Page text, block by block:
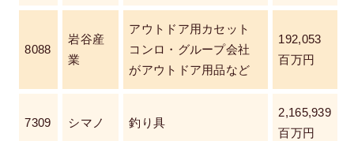
8088
岩谷産
業
アウトドア用カセット
コンロ・グループ会社
がアウトドア用品など
192,053
百万円
7309 シマノ 釣り具
2,165,939
百万円